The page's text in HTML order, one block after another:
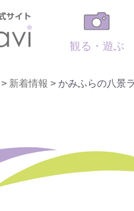
観る・遊ぶ
> 新着情報 > かみふらの八景